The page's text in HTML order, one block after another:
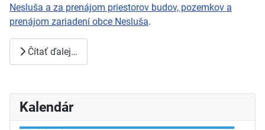
Nesluša a za prenájom priestorov budov, pozemkov a
prenájom zariadení obce Nesluša.
Čítať ďalej…
Kalendár